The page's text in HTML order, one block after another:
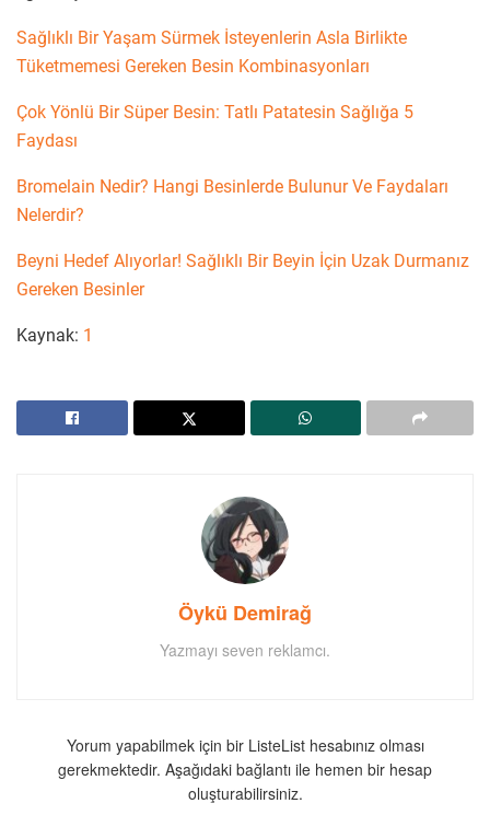
Sağlıklı Bir Yaşam Sürmek İsteyenlerin Asla Birlikte
Tüketmemesi Gereken Besin Kombinasyonları
Çok Yönlü Bir Süper Besin: Tatlı Patatesin Sağlığa 5
Faydası
Bromelain Nedir? Hangi Besinlerde Bulunur Ve Faydaları
Nelerdir?
Beyni Hedef Alıyorlar! Sağlıklı Bir Beyin İçin Uzak Durmanız
Gereken Besinler
Kaynak: 1
Öykü Demirağ
Yazmayı seven reklamcı.
Yorum yapabilmek için bir ListeList hesabınız olması
gerekmektedir. Aşağıdaki bağlantı ile hemen bir hesap
oluşturabilirsiniz.